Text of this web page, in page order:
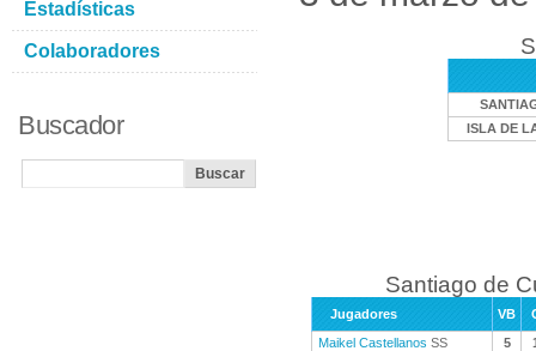
ISLA DE
Santiago de
Jugadores VB
Maikel Castellanos SS 5
Estadísticas
Colaboradores
Buscador